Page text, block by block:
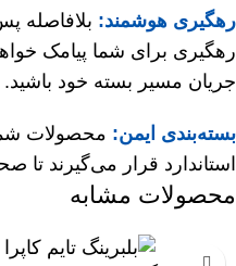
رهگیری هوشمند: بلافاصله
رهگیری برای شما پیامک
جریان مسیر بسته خود باشید.
بسته‌بندی ایمن: محصولات
استاندارد قرار می‌گیرند تا
محصولات مشابه